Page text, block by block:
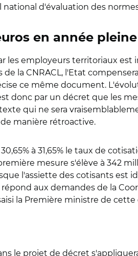
d'évaluation des normes
en année pleine
les employeurs territoriaux
la CNRACL, l'Etat
ce même document.
donc par un décret que les
qui ne sera
manière rétroactive.
à 31,65% le taux de
mesure s'élève à 342
l'assiette des cotisants est
aux demandes de la
la Première ministre de
le projet de décret